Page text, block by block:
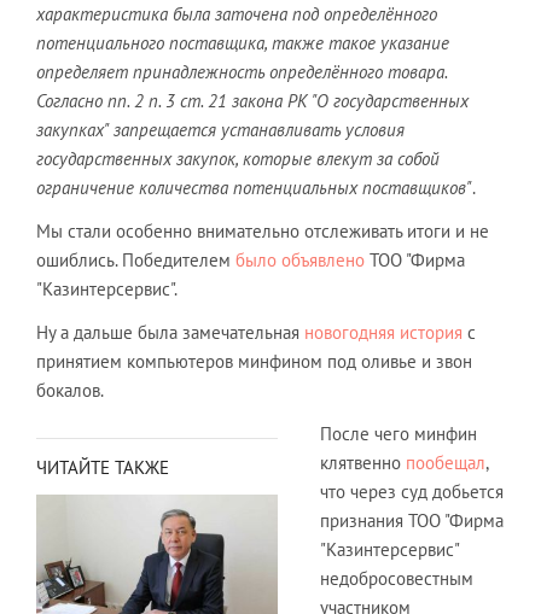
характеристика была заточена под определённого
потенциального поставщика, также такое указание
определяет принадлежность определённого товара.
Согласно пп. 2 п. 3 ст. 21 закона РК "О государственных
закупках" запрещается устанавливать условия
государственных закупок, которые влекут за собой
ограничение количества потенциальных поставщиков".
Мы стали особенно внимательно отслеживать итоги и не
ошиблись. Победителем было объявлено ТОО "Фирма
"Казинтерсервис".
Ну а дальше была замечательная новогодняя история с
принятием компьютеров минфином под оливье и звон
бокалов.
ЧИТАЙТЕ ТАКЖЕ
После чего минфин
клятвенно пообещал,
что через суд добьется
признания ТОО "Фирма
"Казинтерсервис"
недобросовестным
участником